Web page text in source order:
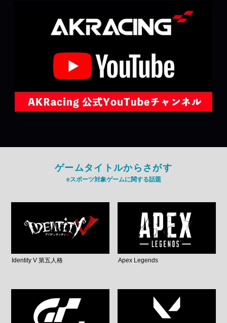
ゲームタイトルからさがす
eスポーツ対象ゲームに関する話題
Identity V 第五人格 Apex Legends